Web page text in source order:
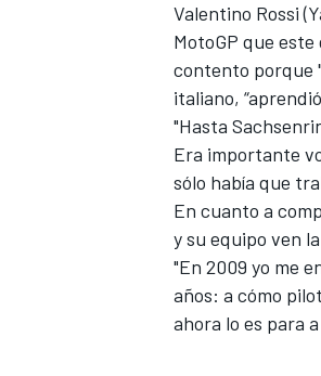
Valentino Rossi
MotoGP que
contento porque
italiano,
"Hasta
Era importante
sólo había que
En cuanto a
y su equipo ven
"En 2009 yo me
años: a cómo
ahora lo es para